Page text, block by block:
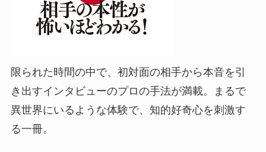
限られた時間の中で、初対面の相手から本音を引
き出すインタビューのプロの手法が満載。まるで
異世界にいるような体験で、知的好奇心を刺激す
る一冊。